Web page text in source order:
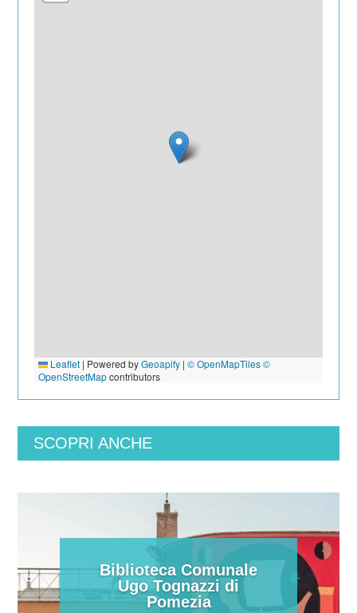
Leaflet | Powered byGeoapify |© OpenMapTiles ©
OpenStreetMapcontributors
SCOPRI ANCHE
Biblioteca Comunale
Ugo Tognazzi di
Pomezia